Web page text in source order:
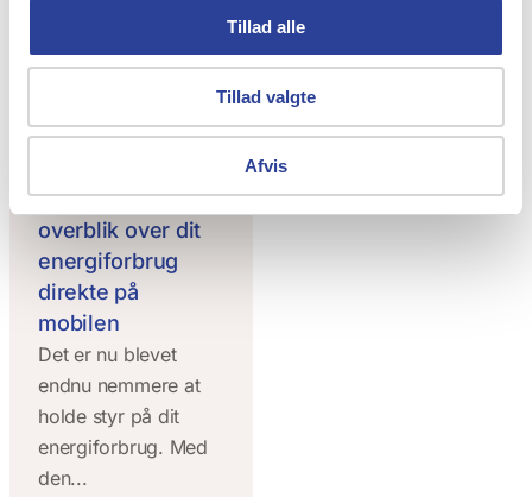
Tillad alle
Tillad valgte
Afvis
Ny app: Få
overblik over dit
energiforbrug
direkte på
mobilen
Det er nu blevet
endnu nemmere at
holde styr på dit
energiforbrug. Med
den...